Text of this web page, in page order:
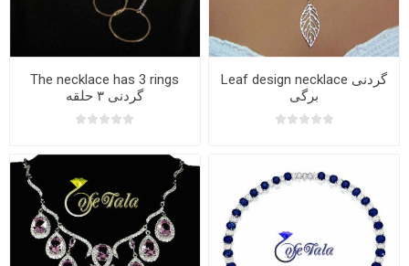
The necklace has 3 rings
گردنی ۳ حلقه
Leaf design necklace گردنی
برگی